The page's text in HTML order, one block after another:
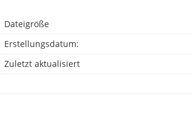
Dateigröße
Erstellungsdatum:
Zuletzt aktualisiert